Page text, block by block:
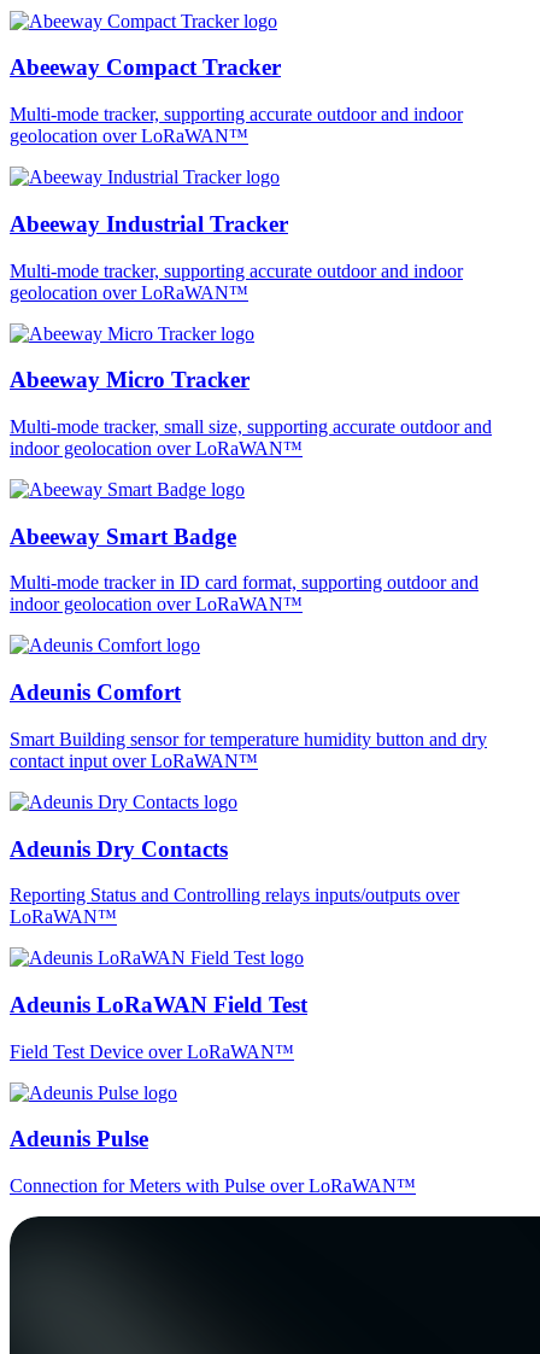
Abeeway Compact Tracker
Multi-mode tracker, supporting accurate outdoor and indoor
geolocation over LoRaWAN™
Abeeway Industrial Tracker
Multi-mode tracker, supporting accurate outdoor and indoor
geolocation over LoRaWAN™
Abeeway Micro Tracker
Multi-mode tracker, small size, supporting accurate outdoor and
indoor geolocation over LoRaWAN™
Abeeway Smart Badge
Multi-mode tracker in ID card format, supporting outdoor and
indoor geolocation over LoRaWAN™
Adeunis Comfort
Smart Building sensor for temperature humidity button and dry
contact input over LoRaWAN™
Adeunis Dry Contacts
Reporting Status and Controlling relays inputs/outputs over
LoRaWAN™
Adeunis LoRaWAN Field Test
Field Test Device over LoRaWAN™
Adeunis Pulse
Connection for Meters with Pulse over LoRaWAN™